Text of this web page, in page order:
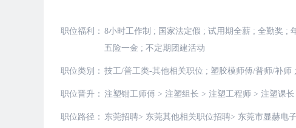
职位福利： 8小时工作制 ; 国家法定假 ; 试用期全薪 ; 全勤奖 ;
五险一金 ; 不定期团建活动
职位类别： 技工/普工类-其他相关职位 ; 塑胶模师傅/普师/补师 ;
职位晋升： 注塑钳工师傅 > 注塑组长 > 注塑工程师 > 注塑课长
职位路径： 东莞招聘> 东莞其他相关职位招聘> 东莞市显赫电